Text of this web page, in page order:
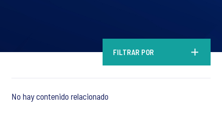
FILTRAR POR
No hay contenido relacionado